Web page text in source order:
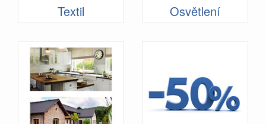
Textil Osvětlení